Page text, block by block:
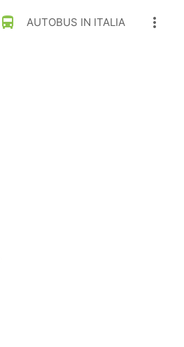
directions_bus AUTOBUS IN ITALIA more_vert